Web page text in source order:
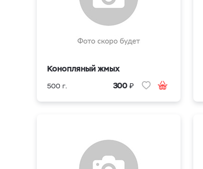
Конопляный жмых
500 г. 300 ₽